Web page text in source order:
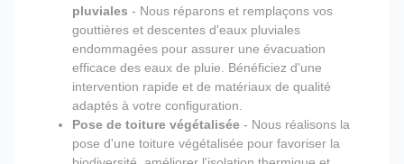
pluviales - Nous réparons et remplaçons vos
gouttières et descentes d'eaux pluviales
endommagées pour assurer une évacuation
efficace des eaux de pluie. Bénéficiez d'une
intervention rapide et de matériaux de qualité
adaptés à votre configuration.
Pose de toiture végétalisée - Nous réalisons la
pose d'une toiture végétalisée pour favoriser la